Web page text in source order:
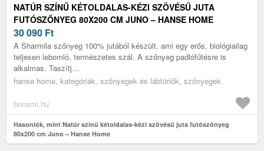
NATÚR SZÍNŰ KÉTOLDALAS-KÉZI SZÖVÉSŰ JUTA
FUTÓSZŐNYEG 80X200 CM JUNO – HANSE HOME
30 090 Ft
A Sharmila szőnyeg 100% jutából készült, ami egy erős, biológiailag
teljesen lebomló, természetes szál. A szőnyeg padlófűtésre is
alkalmas. Taszítj...
hanse home, kategóriák, szőnyegek és lábtörlők, szőnyegek
bonami.hu
Hasonlók, mint Natúr színű kétoldalas-kézi szövésű juta futószőnyeg
80x200 cm Juno – Hanse Home